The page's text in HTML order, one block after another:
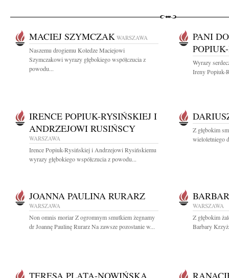
MACIEJ SZYMCZAK WARSZAWA
Naszemu drogiemu Koledze Maciejowi
Szymczakowi wyrazy głębokiego współczucia z
powodu...
PANI
Wyrazy
Ireny Popiuk-
IRENCE POPIUK-RYSIŃSKIEJ I
ANDRZEJOWI RUSIŃSCY
WARSZAWA
Irence Popiuk-Rysińskiej i Andrzejowi Rysińskiemu
wyrazy głębokiego współczucia z powodu...
Z głębokim
wieloletniego
JOANNA PAULINA RURARZ
WARSZAWA
Non omnis moriar Z ogromnym smutkiem żegnamy
dr Joannę Paulinę Rurarz Na zawsze pozostanie w...
WARSZAWA
Z głębokim
Barbary
TERESA PLATA-NOWIŃSKA